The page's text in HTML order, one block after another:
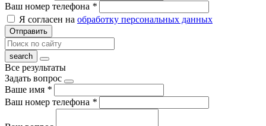
Ваш номер телефона *
Я согласен на обработку персональных данных
Отправить
Все результаты
Задать вопрос
Ваше имя *
Ваш номер телефона *